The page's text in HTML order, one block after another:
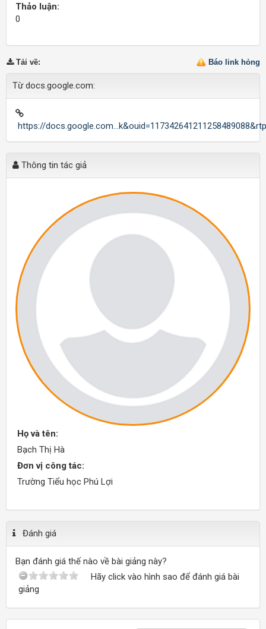
Thảo luận:
0
Báo link hỏng
Tải về:
Từ docs.google.com:
https://
Thông tin tác giả
Họ và tên:
Bạch Thị Hà
Đơn vị công tác:
Trường Tiểu học Phú Lợi
Đánh giá
Bạn đánh giá thế nào về bài giảng này?
Hãy click vào hình sao để đánh giá bài
giảng